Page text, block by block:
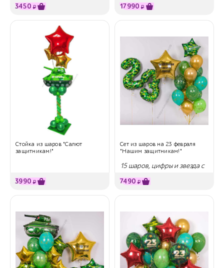
3450 ₽ 17990 ₽
Стойка из шаров "Салют
защитникам!"
3990 ₽
Сет из шаров на 23 февраля
"Нашим защитникам!"
15 шаров, цифры и звезда с
7490 ₽